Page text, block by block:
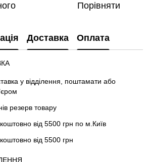
Порівняти
Доставка Оплата
у відділення, поштамати або
резерв товару
від 5500 грн по м.Київ
від 5500 грн